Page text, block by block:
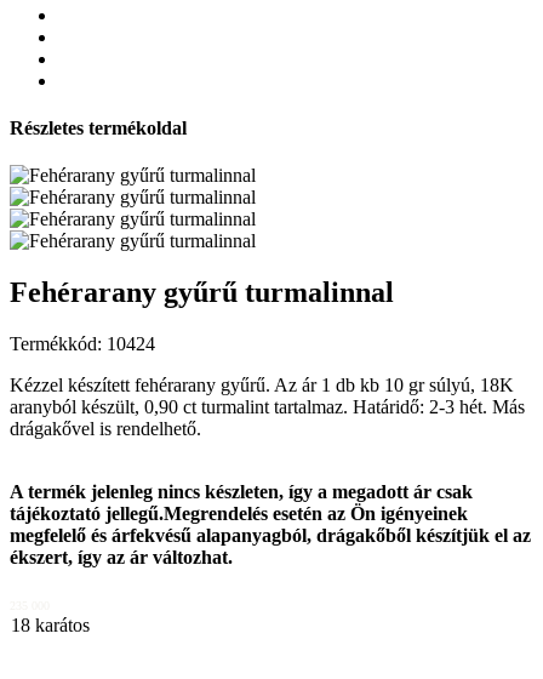
Részletes termékoldal
Fehérarany gyűrű turmalinnal
Termékkód: 10424
Kézzel készített fehérarany gyűrű. Az ár 1 db kb 10 gr súlyú, 18K
aranyból készült, 0,90 ct turmalint tartalmaz. Határidő: 2-3 hét. Más
drágakővel is rendelhető.
A termék jelenleg nincs készleten, így a megadott ár csak
tájékoztató jellegű.Megrendelés esetén az Ön igényeinek
megfelelő és árfekvésű alapanyagból, drágakőből készítjük el az
ékszert, így az ár változhat.
18 karátos